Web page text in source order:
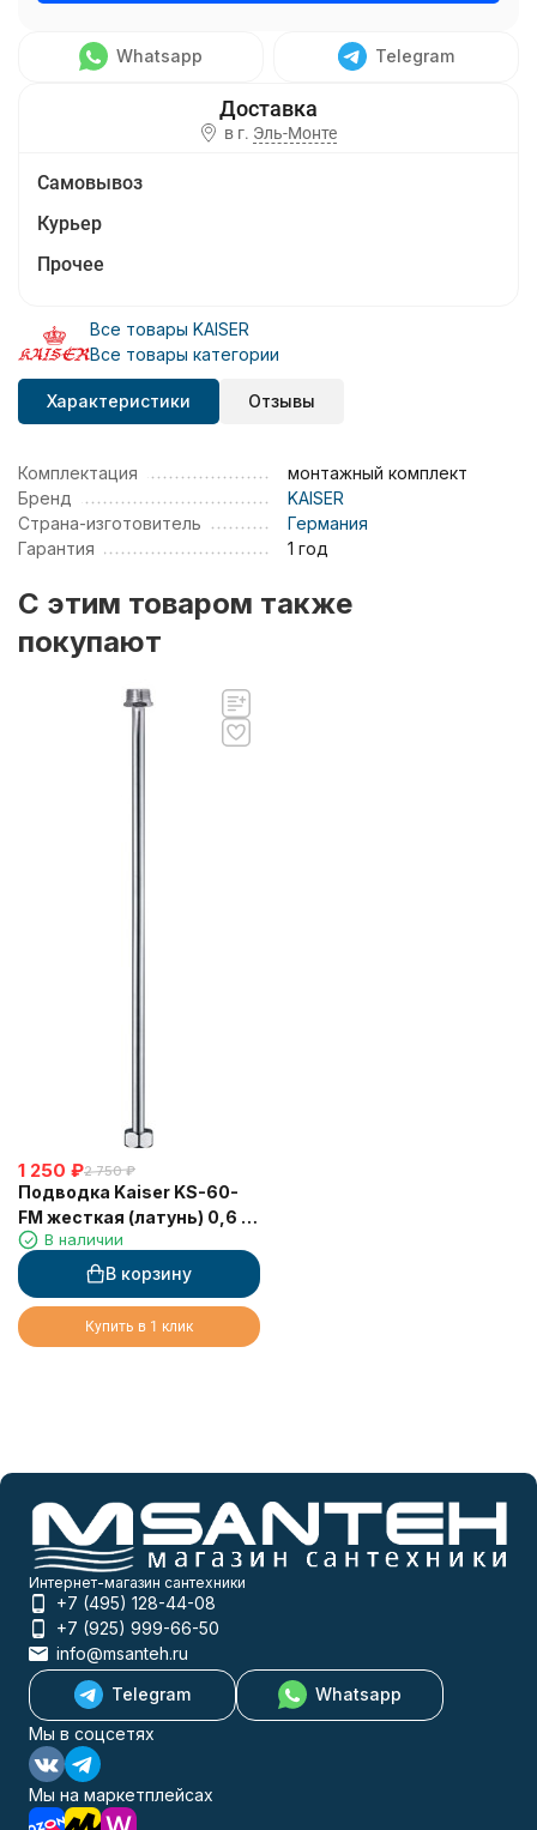
Whatsapp Telegram
в г. Эль-Монте
Самовывоз
Курьер
Прочее
Все товары KAISER
Все товары категории
Характеристики Отзывы
Комплектация
монтажный комплект
Бренд
KAISER
Страна-изготовитель
Германия
Гарантия
1 год
C этим товаром также
покупают
1 250 ₽2 750 ₽
Подводка Kaiser KS-60-
FM жесткая (латунь) 0,6 г/
ш
В наличии
В корзину
Купить в 1 клик
Интернет-магазин сантехники
+7 (495) 128-44-08
+7 (925) 999-66-50
info@msanteh.ru
Telegram
Whatsapp
Мы в соцсетях
Мы на маркетплейсах